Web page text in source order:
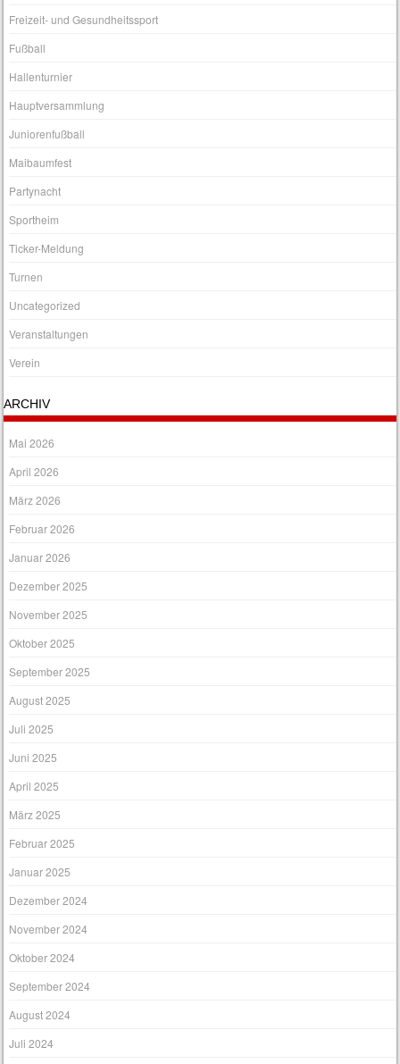
Freizeit- und Gesundheitssport
Fußball
Hallenturnier
Hauptversammlung
Juniorenfußball
Maibaumfest
Partynacht
Sportheim
Ticker-Meldung
Turnen
Uncategorized
Veranstaltungen
Verein
ARCHIV
Mai 2026
April 2026
März 2026
Februar 2026
Januar 2026
Dezember 2025
November 2025
Oktober 2025
September 2025
August 2025
Juli 2025
Juni 2025
April 2025
März 2025
Februar 2025
Januar 2025
Dezember 2024
November 2024
Oktober 2024
September 2024
August 2024
Juli 2024